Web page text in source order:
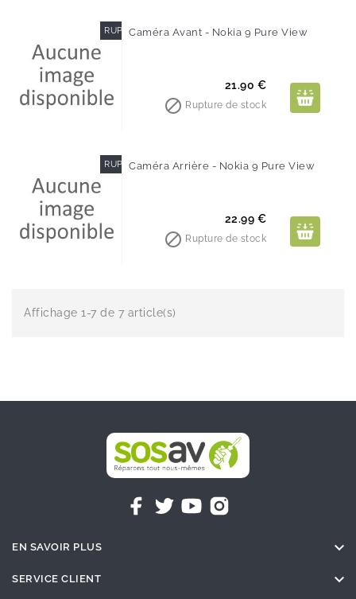
RUPTURE DE STOCK
Caméra Avant - Nokia 9 Pure View
Prix
21.90 €
 Rupture de stock
RUPTURE DE STOCK
Caméra Arrière - Nokia 9 Pure View
Prix
22.99 €
 Rupture de stock
Affichage 1-7 de 7 article(s)
EN SAVOIR PLUS 
SERVICE CLIENT 